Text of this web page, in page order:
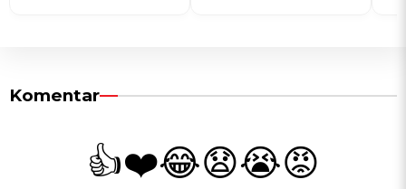
Komentar
👍❤️😂😧😭😡